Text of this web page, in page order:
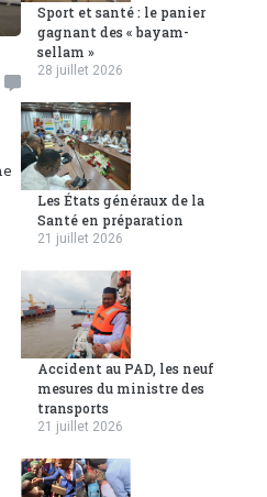
Sport et santé : le panier
gagnant des « bayam-
sellam »
28 juillet 2026
Les États généraux de la
Santé en préparation
21 juillet 2026
Accident au PAD, les neuf
mesures du ministre des
transports
21 juillet 2026